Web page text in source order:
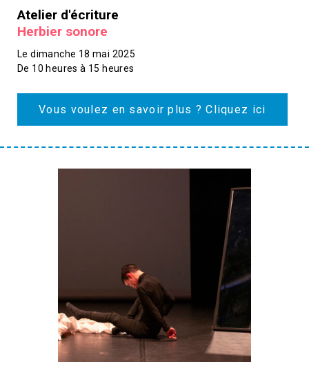
Atelier d'écriture
Herbier sonore
Le dimanche 18 mai 2025
De 10 heures à 15 heures
Vous voulez en savoir plus ? Cliquez ici